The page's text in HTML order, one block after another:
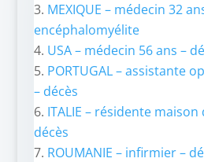
MEXIQUE – médecin 32
encéphalomyélite
USA – médecin 56 ans –
PORTUGAL – assistante
– décès
ITALIE – résidente
décès
ROUMANIE – infirmier –